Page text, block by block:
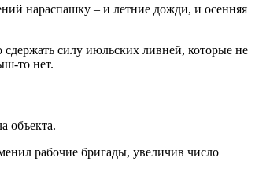
нараспашку – и летние дожди, и осенняя
силу июльских ливней, которые не
то нет.
объекта.
рабочие бригады, увеличив число